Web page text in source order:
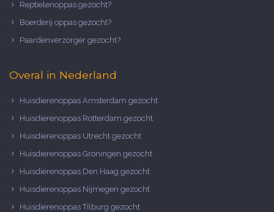
Reptielenoppas gezocht?
Boerderij oppas gezocht?
Paardenverzorger gezocht?
Overal in Nederland
Huisdierenoppas Amsterdam gezocht
Huisdierenoppas Rotterdam gezocht
Huisdierenoppas Utrecht gezocht
Huisdierenoppas Groningen gezocht
Huisdierenoppas Den Haag gezocht
Huisdierenoppas Nijmegen gezocht
Huisdierenoppas Tilburg gezocht